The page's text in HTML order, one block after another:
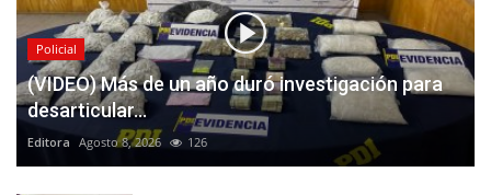
Policial
(VIDEO) Más de un año duró investigación para
desarticular...
Editora Agosto 8, 2026 126